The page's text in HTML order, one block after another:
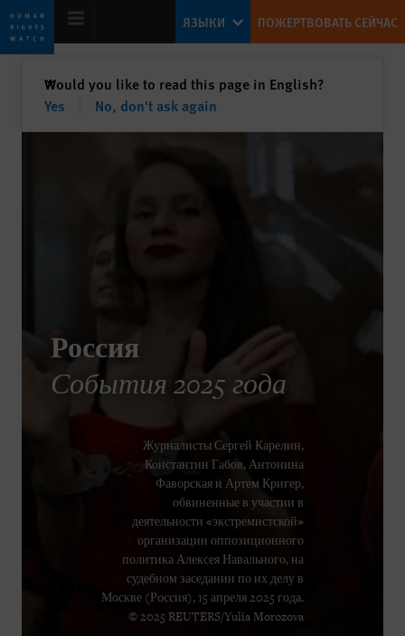
Skip
to
cookie
privacy
Skip
to
main
content
ВСЕМИРНЫЙ ДОКЛАД 2026
ЯЗЫКИ ПОЖЕРТВОВАТЬ СЕЙЧАС
Would you like to read this page in English?
Yes
No, don't ask again
✕закрыть
Россия
События 2025 года
Журналисты Сергей Карелин,
Константин Габов, Антонина
Фаворская и Артем Кригер,
обвиненные в участии в
деятельности «экстремистской»
организации оппозиционного
политика Алексея Навального, на
судебном заседании по их делу в
Москве (Россия), 15 апреля 2025 года.
© 2025 REUTERS/Yulia Morozova